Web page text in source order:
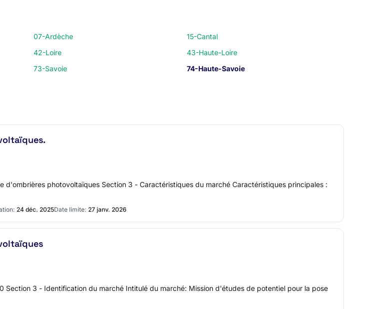
07-Ardèche
15-Cantal
42-Loire
43-Haute-Loire
73-Savoie 74-Haute-Savoie
photovoltaïques Section 3 - Caractéristiques du marché Caractéristiques principales :
24 déc. 2025Date limite: 27 janv. 2026
3 - Identification du marché Intitulé du marché: Mission d'études de potentiel pour la pose